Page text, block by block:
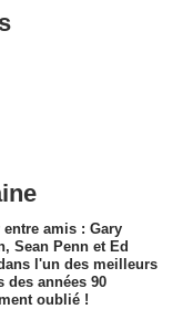
entre amis : Gary
Sean Penn et Ed
l'un des meilleurs
des années 90
oublié !